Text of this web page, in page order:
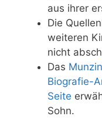
aus ihrer
Die
weiteren
nicht
Das
Biografie-
Seite
Sohn.